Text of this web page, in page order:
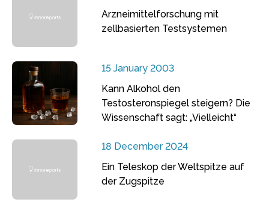
Arzneimittelforschung mit
zellbasierten Testsystemen
15 January 2003
Kann Alkohol den
Testosteronspiegel steigern? Die
Wissenschaft sagt: „Vielleicht“
18 December 2024
Ein Teleskop der Weltspitze auf
der Zugspitze